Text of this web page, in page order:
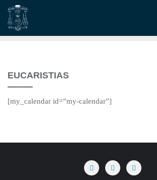
Skip
content
EUCARISTIAS
[my_calendar id=”my-calendar”]